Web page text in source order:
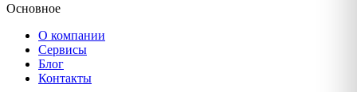
Основное
О компании
Сервисы
Блог
Контакты